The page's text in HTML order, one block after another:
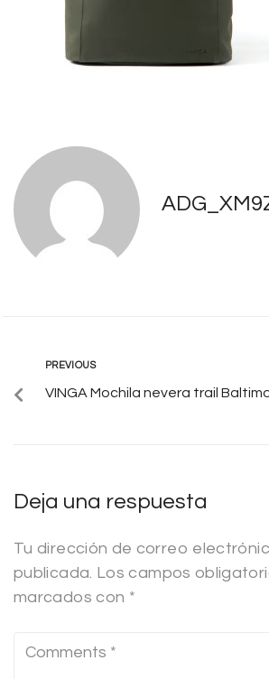
PREVIOUS
VINGA Mochila nevera trail
Deja una respuesta
Tu dirección de correo
publicada. Los campos
marcados con *